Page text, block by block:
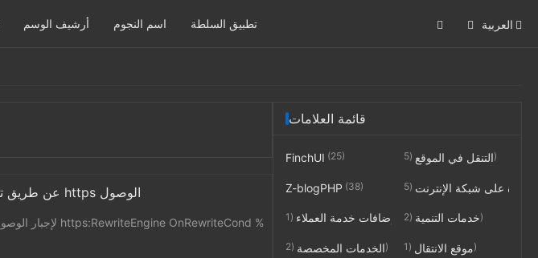
أرشيف الوسم اسم النجوم تطبيق السلطة العربية
كيفية Z-blog عن طريق تعديل ملف تعريف شبه ثابت, إجبار الموقع على استخدام https الوصول
قائمة العلامات
FinchUI (25) التنقل في الموقع(5)
Z-blogPHP (38) على شبكة الإنترنت
إضافات خدمة العملاء خدمات التنمية(2)
الخدمات المخصصة(2) موقع الانتقال(1)